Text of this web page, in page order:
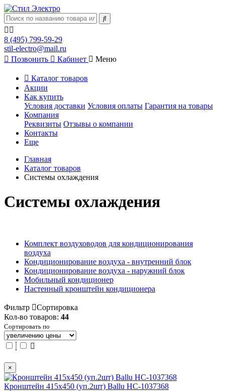
8 (495) 799-59-29
stil-electro@mail.ru
Позвонить
Кабинет Меню
Каталог товаров
Акции
Как купить
Условия доставки Условия оплаты Гарантия на товары
Компания
Реквизиты Отзывы о компании
Контакты
Еще
Главная
Каталог товаров
Системы охлаждения
Системы охлаждения
Комплект воздуховодов для кондиционирования
воздуха
Кондиционирование воздуха - внутренний блок
Кондиционирование воздуха - наружний блок
Мобильный кондиционер
Настенный кронштейн кондиционера
Фильтр
Сортировка
Кол-во товаров: 44
Сортировать по
×
Кронштейн 415х450 (уп.2шт) Ballu НС-1037368